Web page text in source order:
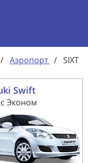
/ Аэропорт / SIXT
Swift
Эконом